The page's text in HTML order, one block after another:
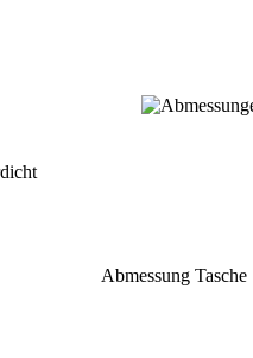
Abmessung Tasche